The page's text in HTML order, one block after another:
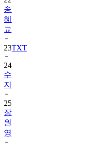
혜
교
23
24
수
지
25
장
원
영
26
소